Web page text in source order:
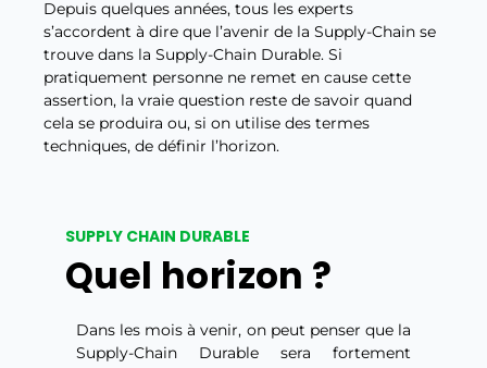
Depuis quelques années, tous les experts
s’accordent à dire que l’avenir de la Supply-Chain se
trouve dans la Supply-Chain Durable. Si
pratiquement personne ne remet en cause cette
assertion, la vraie question reste de savoir quand
cela se produira ou, si on utilise des termes
techniques, de définir l’horizon.
SUPPLY CHAIN DURABLE
Quel horizon ?
Dans les mois à venir, on peut penser que la
Supply-Chain Durable sera fortement